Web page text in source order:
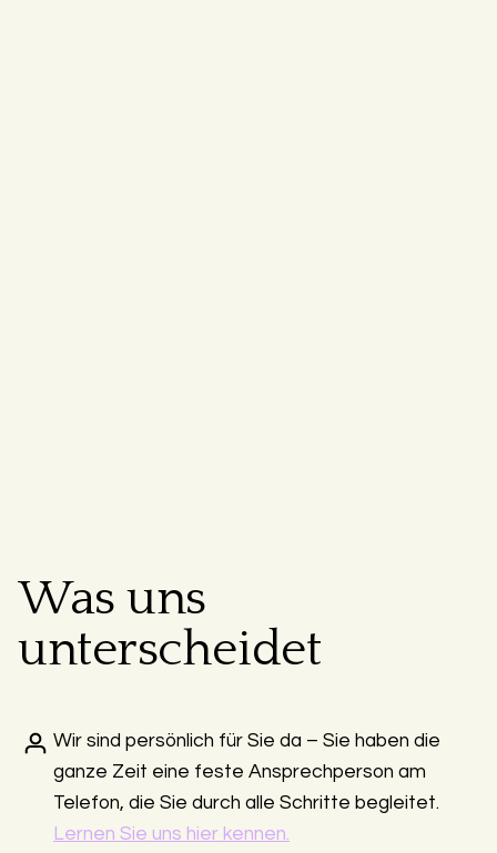
Was uns
unterscheidet
Wir sind persönlich für Sie da – Sie haben die
ganze Zeit eine feste Ansprechperson am
Telefon, die Sie durch alle Schritte begleitet.
Lernen Sie uns hier kennen.